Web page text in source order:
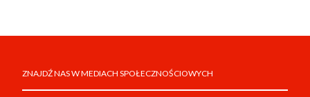
ZNAJDŹ NAS W MEDIACH SPOŁECZNOŚCIOWYCH